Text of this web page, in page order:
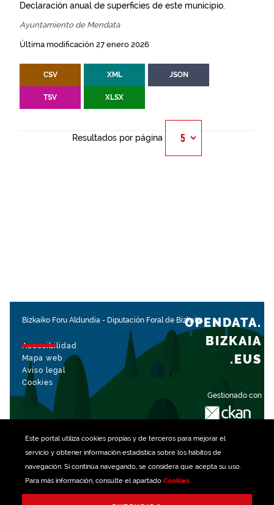
Este portal utiliza cookiespropias y de terceros para mejorar el
servicio y obtener información estadística sobre los hábitos de
navegación. Si continúa navegando, se considera que acepta su uso.
Para más información, consulte el apartado Cookies.
Declaración anual de superficies de este municipio.
Ayuntamiento de Mendata
Última modificación 27 enero 2026
CSV XML JSON
TSV XLSX
Resultados por página
Bizkaiko Foru Aldundia - Diputación Foral de Bizkaia
Accesibilidad
Mapa web
Aviso legal
Cookies
Gestionado con
OPENDATA.
BIZKAIA
.EUS